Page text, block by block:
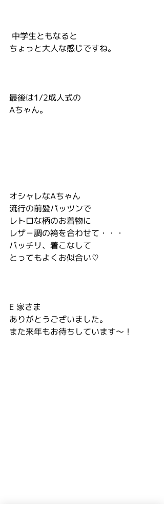
中学生ともなると
ちょっと大人な感じですね。
最後は1/2成人式の
Aちゃん。
オシャレなAちゃん
流行の前髪パッツンで
レトロな柄のお着物に
レザ－調の袴を合わせて・・・
バッチリ、着こなして
とってもよくお似合い♡
E 家さま
ありがとうございました。
また来年もお待ちしています～！